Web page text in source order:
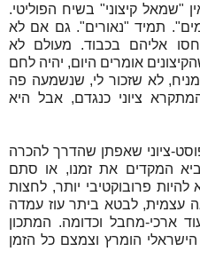
"שמאל קיצוני" בשיח הפוליטי.
תמיד "נאורים". גם אם לא
אליהם בכבוד. מעולם לא
אומרים היום, יהיה לחם
לא שזכור לי, שנשמעה פה
ציוני כנגדם, אבל היא
ציוני שאפתן שהדרך להכרה
המקדים את זמנו, או סתם
פרובוקטיבי יותר, לחצות
עצמית, לבטא ביתר עוז עמדה
ארכי-מחבל וכדומה. המתכון
הומרץ וצמצם כל הזמן